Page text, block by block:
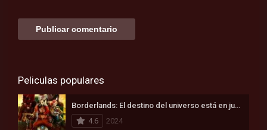
Peliculas populares
Borderlands: El destino del universo está en juego (2024)
4.6
2024